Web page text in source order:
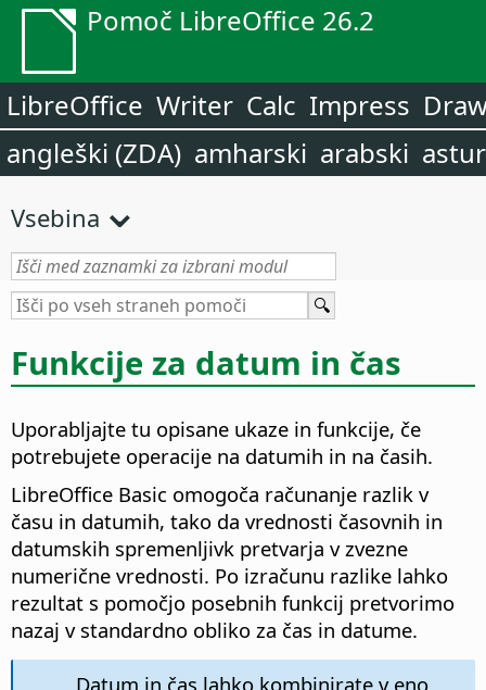
Pomoč LibreOffice 26.2
LibreOffice Writer Calc Impress
angleški (ZDA) amharski arabski
Vsebina
Funkcije za datum in čas
Uporabljajte tu opisane ukaze in funkcije, če
potrebujete operacije na datumih in na časih.
LibreOffice Basic omogoča računanje razlik v
času in datumih, tako da vrednosti časovnih in
datumskih spremenljivk pretvarja v zvezne
numerične vrednosti. Po izračunu razlike lahko
rezultat s pomočjo posebnih funkcij pretvorimo
nazaj v standardno obliko za čas in datume.
Datum in čas lahko kombinirate v eno